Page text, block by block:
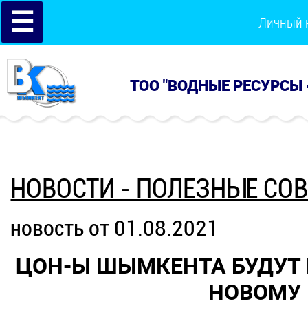
☰ Личный
ТОО "ВОДНЫЕ РЕСУРСЫ
НОВОСТИ - ПОЛЕЗНЫЕ
новость от 01.08.2021
ЦОН-Ы ШЫМКЕНТА БУДУТ
НОВОМУ